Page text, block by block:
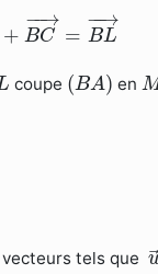
+
−
−→
BC =
−
− →
BL
BC→ BL→
L coupe (BA)
(BA) en
vecteurs tels que